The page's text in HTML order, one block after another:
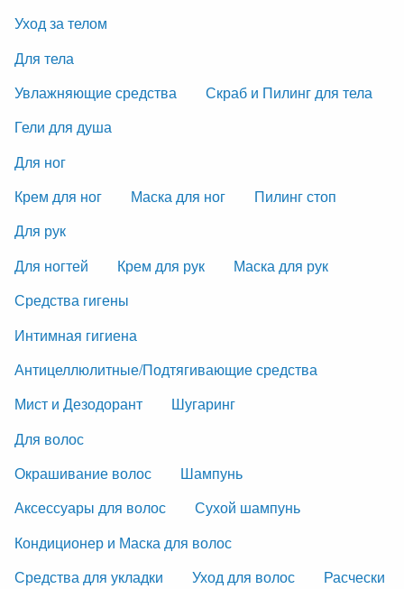
Уход за телом
Для тела
Увлажняющие средства
Скраб и Пилинг для тела
Гели для душа
Для ног
Крем для ног
Маска для ног
Пилинг стоп
Для рук
Для ногтей
Крем для рук
Маска для рук
Средства гигены
Интимная гигиена
Антицеллюлитные/Подтягивающие средства
Мист и Дезодорант
Шугаринг
Для волос
Окрашивание волос
Шампунь
Аксессуары для волос
Сухой шампунь
Кондиционер и Маска для волос
Средства для укладки
Уход для волос
Расчески